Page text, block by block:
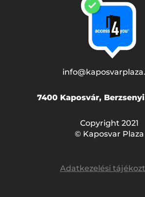
7400 Kaposvár, Berzsenyi
Copyright 2021
© Kaposvar Plaza
Adatkezelési